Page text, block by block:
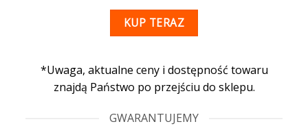
KUP TERAZ
*Uwaga, aktualne ceny i dostępność towaru
znajdą Państwo po przejściu do sklepu.
GWARANTUJEMY